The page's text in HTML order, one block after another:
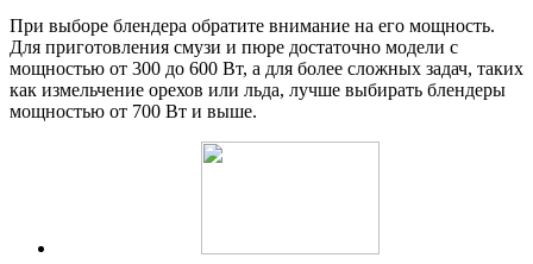
При выборе блендера обратите внимание на его мощность.
Для приготовления смузи и пюре достаточно модели с
мощностью от 300 до 600 Вт, а для более сложных задач, таких
как измельчение орехов или льда, лучше выбирать блендеры
мощностью от 700 Вт и выше.